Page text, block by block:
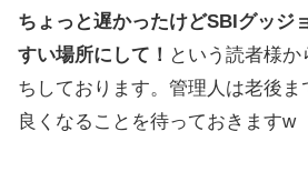
ちょっと遅かったけどSBIグッジ
すい場所にして！ という読者様
ちしております。管理人は老後
良くなることを待っておきますw